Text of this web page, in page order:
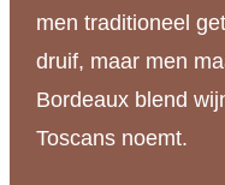
men traditioneel
druif, maar men
Bordeaux blend
Toscans noemt.